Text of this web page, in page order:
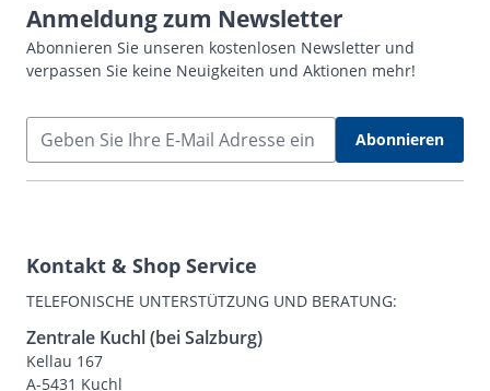
Anmeldung zum Newsletter
Abonnieren Sie unseren kostenlosen Newsletter und
verpassen Sie keine Neuigkeiten und Aktionen mehr!
Abonnieren
Kontakt & Shop Service
TELEFONISCHE UNTERSTÜTZUNG UND BERATUNG:
Zentrale Kuchl (bei Salzburg)
Kellau 167
A-5431 Kuchl